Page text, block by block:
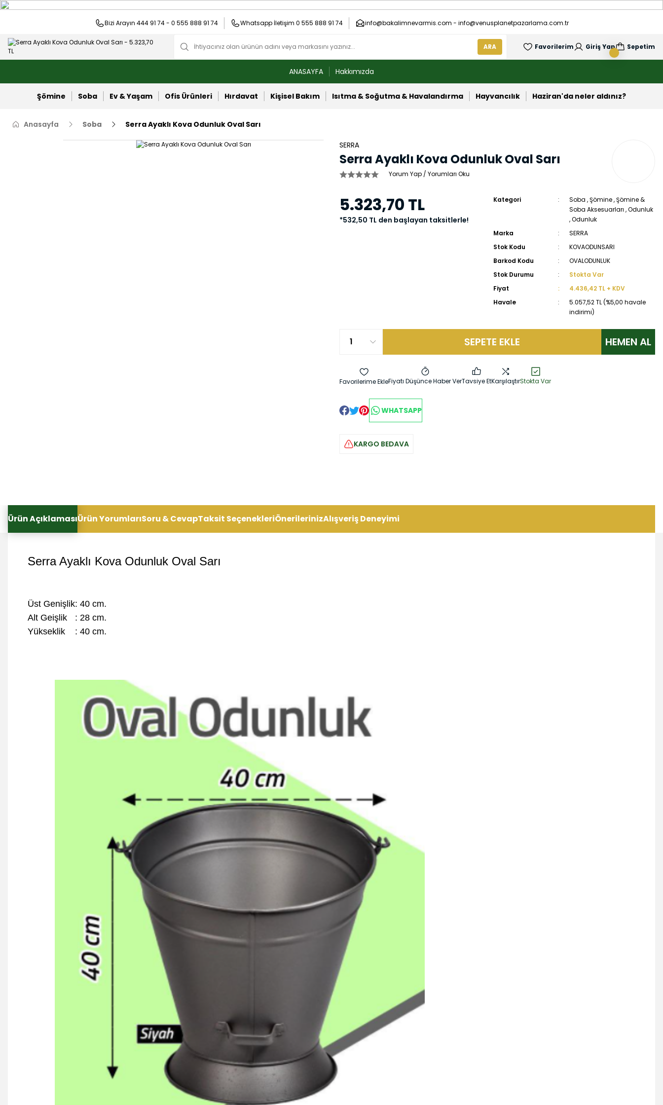
Bizi Arayın 444 91 74 - 0 555 888 91 74 Whatsapp İletişim 0 555 888 91 74 info@bakalimnevarmis.com - info@venusplanetpazarlama.com.tr
ARA Favorilerim Giriş Yap Sepetim
ANASAYFA Hakkımızda
Şömine Soba Ev & Yaşam Ofis Ürünleri Hırdavat Kişisel Bakım Isıtma & Soğutma & Havalandırma Hayvancılık Haziran'da neler aldınız?
Anasayfa Soba Serra Ayaklı Kova Odunluk Oval Sarı
SERRA
Serra Ayaklı Kova Odunluk Oval Sarı
Yorum Yap / Yorumları Oku
5.323,70 TL
*532,50 TL den başlayan taksitlerle!
Kategori Soba ,Şömine,Şömine &
Soba Aksesuarları ,Odunluk
,Odunluk
Marka
SERRA
Stok Kodu
KOVAODUNSARI
Barkod Kodu
OVALODUNLUK
Stok Durumu
Stokta Var
Fiyat
4.436,42 TL + KDV
Havale
5.057,52 TL (%5,00 havale
indirimi)
SEPETE EKLE HEMEN AL
Fiyatı Düşünce Haber VerTavsiye EtKarşılaştırStokta Var
WHATSAPP
KARGO BEDAVA
Ürün AçıklamasıÜrün YorumlarıSoru & CevapTaksit SeçenekleriÖnerilerinizAlışveriş Deneyimi
SerraAyaklı Kova Odunluk Oval Sarı
Üst Genişlik: 40 cm.
Alt Geişlik
: 28 cm.
Yükseklik : 40 cm.